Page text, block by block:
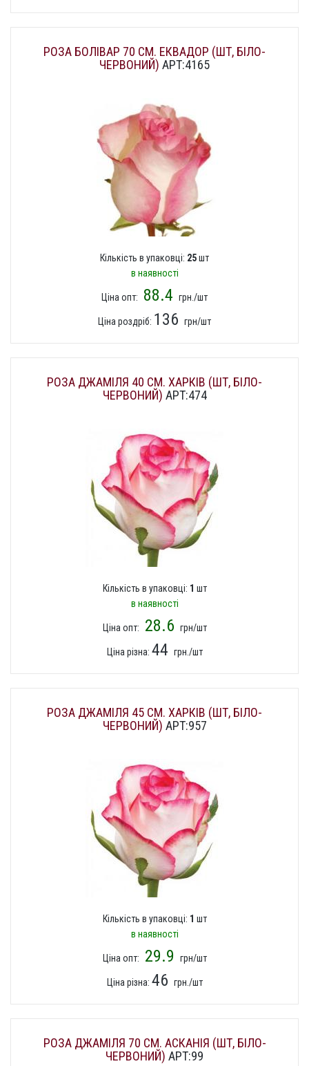
РОЗА БОЛІВАР 70 СМ. ЕКВАДОР (ШТ, БІЛО-
ЧЕРВОНИЙ) АРТ:4165
Кількість в упаковці: 25шт
в наявності
Ціна опт: 88.4 грн./шт
Ціна роздріб: 136 грн/шт
РОЗА ДЖАМІЛЯ 40 СМ. ХАРКІВ (ШТ, БІЛО-
ЧЕРВОНИЙ) АРТ:474
Кількість в упаковці: 1 шт
в наявності
Ціна опт: 28.6 грн/шт
Ціна різна: 44 грн./шт
РОЗА ДЖАМІЛЯ 45 СМ. ХАРКІВ (ШТ, БІЛО-
ЧЕРВОНИЙ) АРТ:957
Кількість в упаковці: 1 шт
в наявності
Ціна опт: 29.9 грн/шт
Ціна різна: 46 грн./шт
РОЗА ДЖАМІЛЯ 70 СМ. АСКАНІЯ (ШТ, БІЛО-
ЧЕРВОНИЙ) АРТ:99